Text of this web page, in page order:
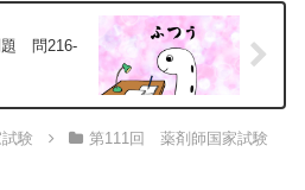
題 問216-
験
第111回 薬剤師国家試験